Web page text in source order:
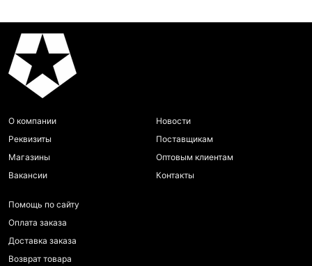
О компании
Реквизиты
Магазины
Вакансии
Новости
Поставщикам
Оптовым клиентам
Контакты
Помощь по сайту
Оплата заказа
Доставка заказа
Возврат товара